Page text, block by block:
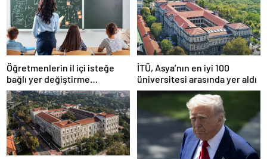
Öğretmenlerin il içi isteğe
bağlı yer değiştirme
başvuruları ne zaman?
İTÜ, Asya’nın en iyi 100
üniversitesi arasında yer aldı